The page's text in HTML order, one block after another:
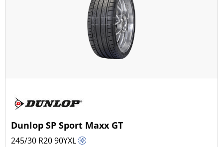
Dunlop SP Sport Maxx GT
245/30 R2090YXL